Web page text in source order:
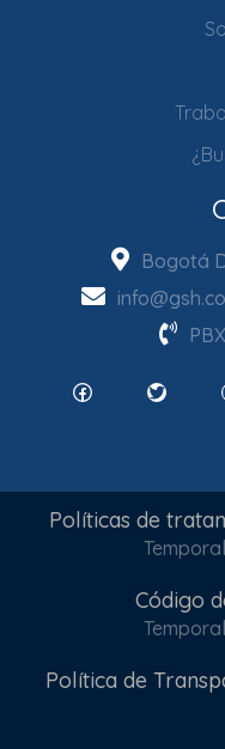
Bogotá
PBX
FacebookTwitter
Políticas de
Temporal
Código
Temporal
Política de